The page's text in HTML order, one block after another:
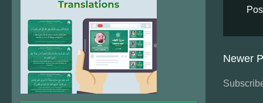
Newer